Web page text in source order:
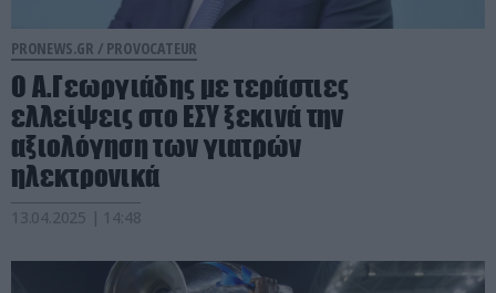
PRONEWS.GR / PROVOCATEUR
Ο Α.Γεωργιάδης με τεράστιες
ελλείψεις στο ΕΣΥ ξεκινά την
αξιολόγηση των γιατρών
ηλεκτρονικά
13.04.2025 | 14:48